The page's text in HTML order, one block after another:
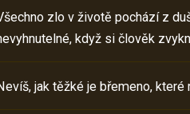
zlo v životě pochází z
když si člověk
jak těžké je břemeno, které